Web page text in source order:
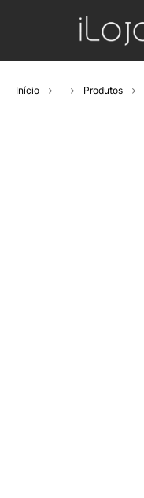
Início Produtos